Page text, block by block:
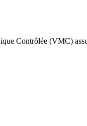
Contrôlée (VMC)